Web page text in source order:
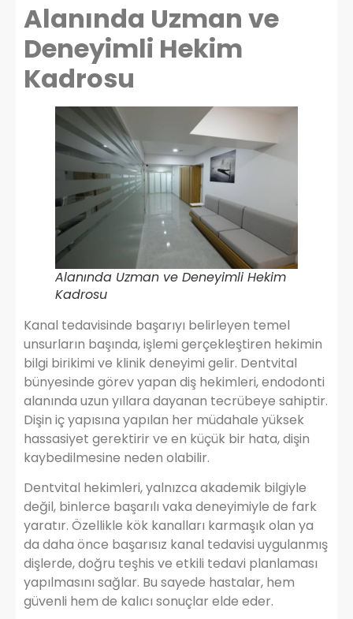
Alanında Uzman ve
Deneyimli Hekim
Kadrosu
Alanında Uzman ve Deneyimli Hekim
Kadrosu
Kanal tedavisinde başarıyı belirleyen temel
unsurların başında, işlemi gerçekleştiren hekimin
bilgi birikimi ve klinik deneyimi gelir. Dentvital
bünyesinde görev yapan diş hekimleri, endodonti
alanında uzun yıllara dayanan tecrübeye sahiptir.
Dişin iç yapısına yapılan her müdahale yüksek
hassasiyet gerektirir ve en küçük bir hata, dişin
kaybedilmesine neden olabilir.
Dentvital hekimleri, yalnızca akademik bilgiyle
değil, binlerce başarılı vaka deneyimiyle de fark
yaratır. Özellikle kök kanalları karmaşık olan ya
da daha önce başarısız kanal tedavisi uygulanmış
dişlerde, doğru teşhis ve etkili tedavi planlaması
yapılmasını sağlar. Bu sayede hastalar, hem
güvenli hem de kalıcı sonuçlar elde eder.